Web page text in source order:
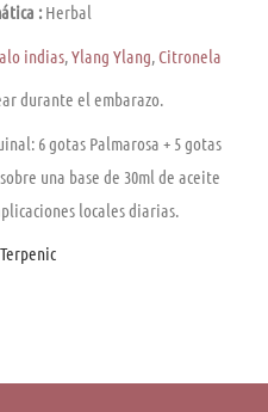
:Herbal
indias,Ylang Ylang,Citronela
durante el embarazo.
6 gotas Palmarosa + 5 gotas
una base de 30ml de aceite
locales diarias.
Terpenic